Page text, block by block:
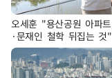
오세훈 "용산공원 아파
·문재인 철학 뒤집는 것"